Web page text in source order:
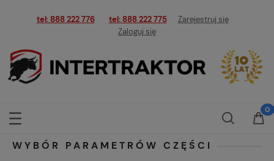
tel: 888 222 776 tel: 888 222 775
Zarejestruj się
Zaloguj się
WYBÓR PARAMETRÓW CZĘŚCI